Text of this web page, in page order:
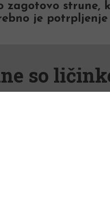
je
so
na dan
primeren prostor
tako
septembra in v
aprila, začetek